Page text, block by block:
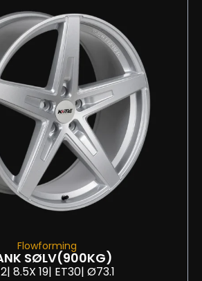
Flowforming
SØLV(900KG)
| 8.5X 19| ET30| Ø73.1